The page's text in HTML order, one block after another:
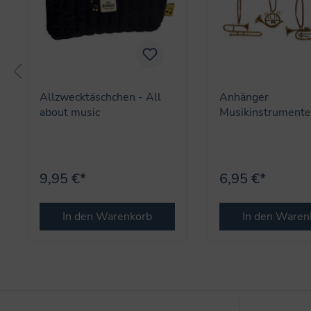
Allzwecktäschchen - All
about music
9,95 €*
In den Warenkorb
Anhänger
6,95 €*
In den